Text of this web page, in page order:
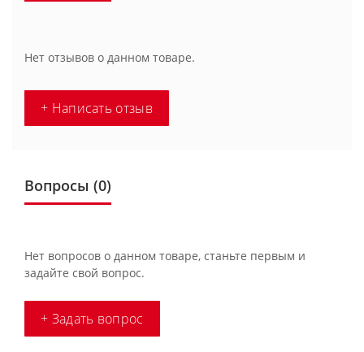
Нет отзывов о данном товаре.
+ Написать отзыв
Вопросы (0)
Нет вопросов о данном товаре, станьте первым и
задайте свой вопрос.
+ Задать вопрос